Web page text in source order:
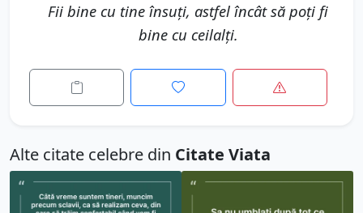
Fii bine cu tine însuți, astfel încât să poți fi
bine cu ceilalți.
Alte citate celebre din Citate Viata